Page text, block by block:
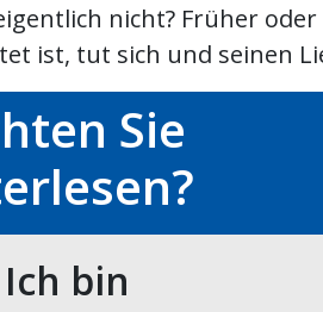
nicht? Früher
ist, tut sich und seinen
Sie
Ich bin